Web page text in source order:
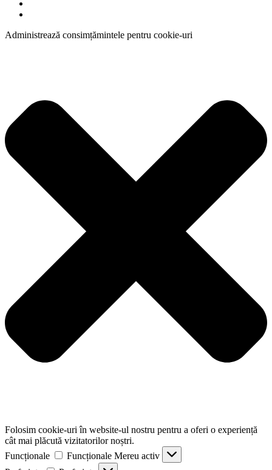
Administrează consimțămintele pentru cookie-uri
Folosim cookie-uri în website-ul nostru pentru a oferi o experiență
cât mai plăcută vizitatorilor noștri.
Funcționale
Funcționale Mereu activ